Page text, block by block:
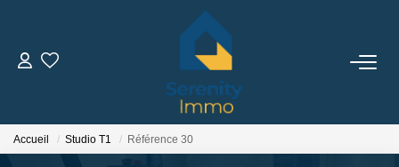
ACHETER
LOUER
Accueil Studio T1 Référence 30